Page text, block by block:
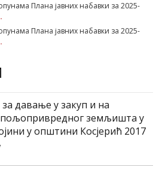
Плана јавних набавки за 2025-
Плана јавних набавки за 2025-
за давање у закуп и на
земљишта у
у општини Косјерић 2017